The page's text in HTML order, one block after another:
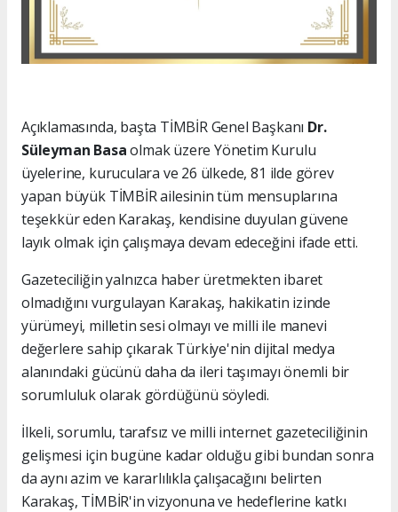
Açıklamasında, başta TİMBİR Genel Başkanı Dr.
Süleyman Basaolmak üzere Yönetim Kurulu
üyelerine, kuruculara ve 26 ülkede, 81 ilde görev
yapan büyük TİMBİR ailesinin tüm mensuplarına
teşekkür eden Karakaş, kendisine duyulan güvene
layık olmak için çalışmaya devam edeceğini ifade etti.
Gazeteciliğin yalnızca haber üretmekten ibaret
olmadığını vurgulayan Karakaş, hakikatin izinde
yürümeyi, milletin sesi olmayı ve milli ile manevi
değerlere sahip çıkarak Türkiye'nin dijital medya
alanındaki gücünü daha da ileri taşımayı önemli bir
sorumluluk olarak gördüğünü söyledi.
İlkeli, sorumlu, tarafsız ve milli internet gazeteciliğinin
gelişmesi için bugüne kadar olduğu gibi bundan sonra
da aynı azim ve kararlılıkla çalışacağını belirten
Karakaş, TİMBİR'in vizyonuna ve hedeflerine katkı